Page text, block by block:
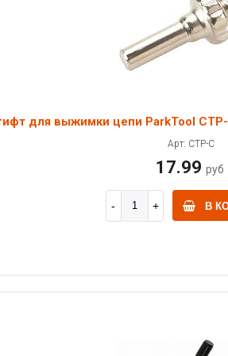
для выжимки цепи ParkTool
Арт: CTP-C
17.99 руб
В